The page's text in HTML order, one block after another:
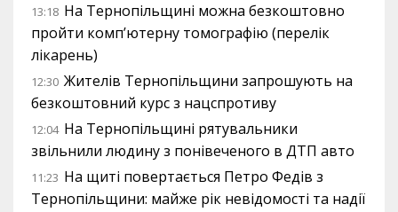
13:18 На Тернопільщині можна безкоштовно
пройти комп’ютерну томографію (перелік
лікарень)
12:30 Жителів Тернопільщини запрошують на
безкоштовний курс з нацспротиву
12:04 На Тернопільщині рятувальники
звільнили людину з понівеченого в ДТП авто
11:23 На щиті повертається Петро Федів з
Тернопільщини: майже рік невідомості та надії